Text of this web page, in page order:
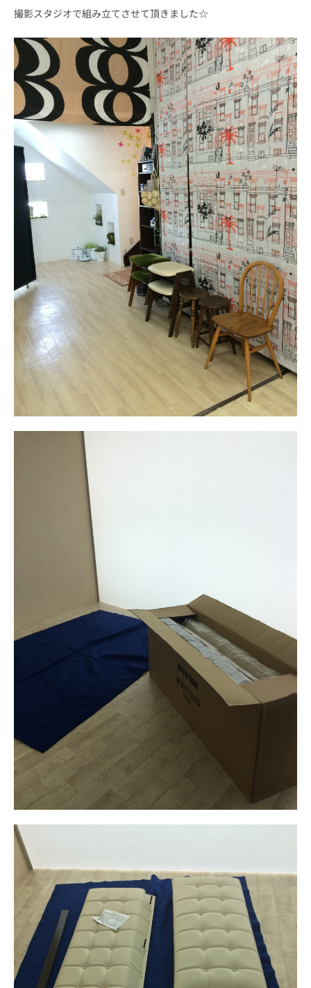
撮影スタジオで組み立てさせて頂きました☆